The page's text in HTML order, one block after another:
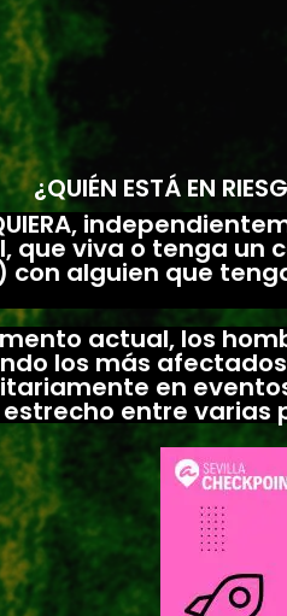
¿QUIÉN ESTÁ EN
,
que viva o tenga
con alguien que
actual, los
los más
en
estrecho entre varias